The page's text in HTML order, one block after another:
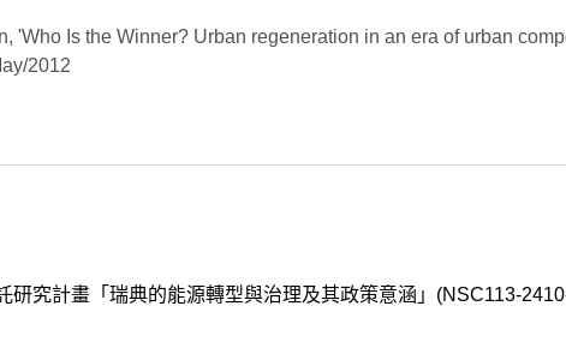
'Who Is the Winner? Urban regeneration in an era of urban
2012
研究計畫「瑞典的能源轉型與治理及其政策意涵」(NSC113-